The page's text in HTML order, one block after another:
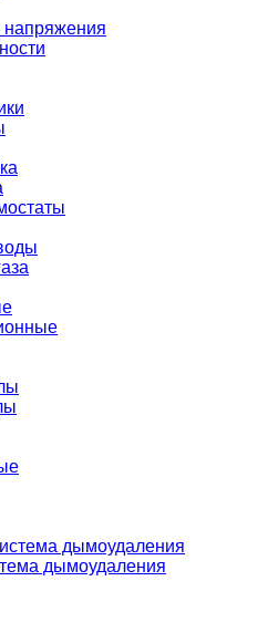
напряжения
дымоудаления
дымоудаления